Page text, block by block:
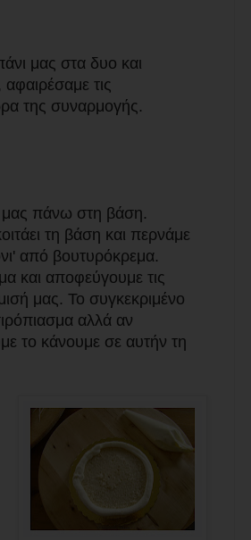
μας στα δυο και
τις
της συναρμογής.
μας πάνω στη βάση.
τη βάση και περνάμε
από βουτυρόκρεμα.
και αποφεύγουμε τις
μας. Το συγκεκριμένο
αλλά αν
το κάνουμε σε αυτήν τη